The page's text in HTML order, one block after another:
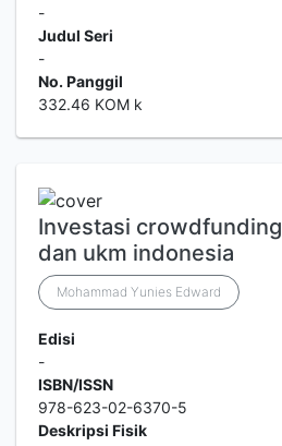
-
Judul Seri
-
No. Panggil
332.46 KOM k
Investasi crowdfunding
dan ukm indonesia
Mohammad Yunies Edward
Edisi
-
ISBN/ISSN
978-623-02-6370-5
Deskripsi Fisik